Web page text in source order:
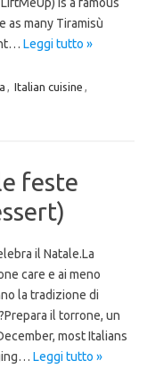
as many Tiramisù
Leggi tutto »
Italian cuisine
feste
il Natale.La
care e ai meno
la tradizione di
il torrone, un
most Italians
Leggi tutto »